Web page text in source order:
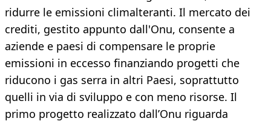
ridurre le emissioni climalteranti. Il mercato dei
crediti, gestito appunto dall'Onu, consente a
aziende e paesi di compensare le proprie
emissioni in eccesso finanziando progetti che
riducono i gas serra in altri Paesi, soprattutto
quelli in via di sviluppo e con meno risorse. Il
primo progetto realizzato dall’Onu riguarda